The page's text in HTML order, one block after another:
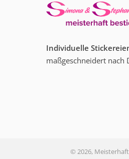
Individuelle
maßgeschneidert nach
© 2026,